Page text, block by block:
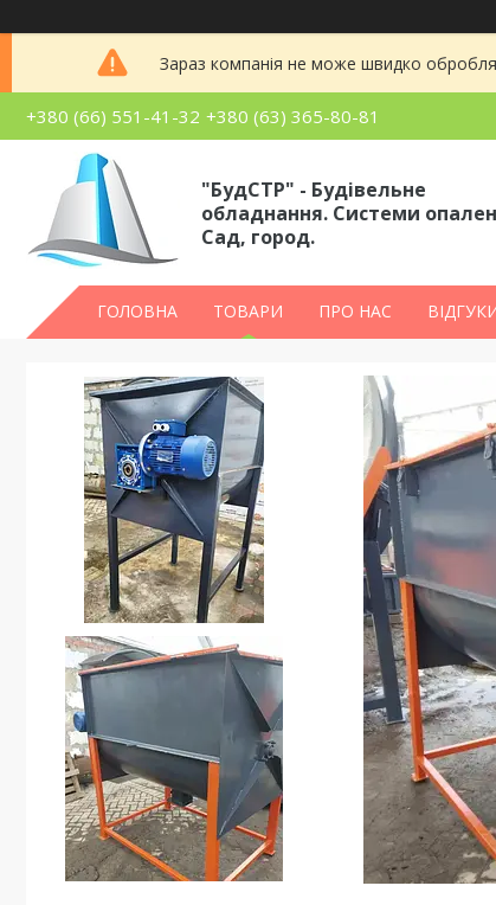
Зараз компанія не може швидко
+380 (66) 551-41-32 +380 (63) 365-80-81
"БудСТР" - Будівельне
обладнання. Системи
Сад, город.
ГОЛОВНА ТОВАРИ ПРО НАС